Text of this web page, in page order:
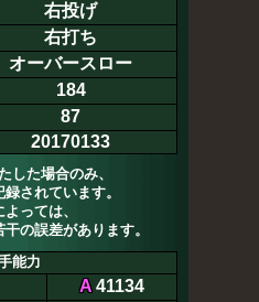
右投げ
右打ち
オーバースロー
184
87
20170133
した場合のみ、
されています。
っては、
の誤差があります。
能力
A41134